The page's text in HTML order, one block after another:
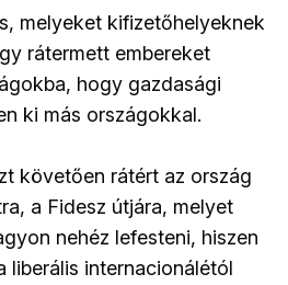
melyeket kifizetőhelyeknek
rátermett embereket
hogy gazdasági
ki más országokkal.
követően rátért az ország
a Fidesz útjára, melyet
nehéz lefesteni, hiszen
liberális internacionálétól